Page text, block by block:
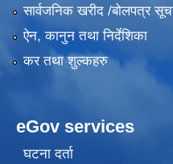
सार्वजनिक खरीद /बोलपत्र
ऐन, कानुन तथा निर्देशिका
कर तथा शुल्कहरु
eGov services
घटना दर्ता